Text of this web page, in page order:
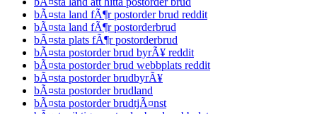
bÃ¤sta land fÃ¶r postorder brud reddit
bÃ¤sta land fÃ¶r postorderbrud
bÃ¤sta plats fÃ¶r postorderbrud
bÃ¤sta postorder brud byrÃ¥ reddit
bÃ¤sta postorder brud webbplats reddit
bÃ¤sta postorder brudbyrÃ¥
bÃ¤sta postorder brudland
bÃ¤sta postorder brudtjÃ¤nst